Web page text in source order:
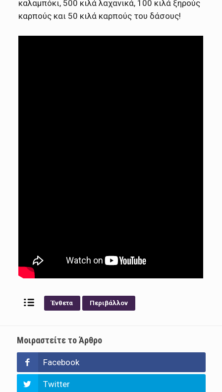
καλαμπόκι, 500 κιλά λαχανικά, 100 κιλά ξηρούς
καρπούς και 50 κιλά καρπούς του δάσους!
Ένθετα Περιβάλλον
Μοιραστείτε το Άρθρο
Facebook
Twitter